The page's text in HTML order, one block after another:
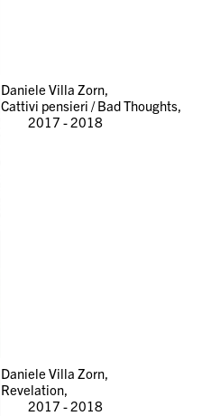
Daniele Villa Zorn,
Cattivi pensieri / Bad Thoughts,
2017 - 2018
Daniele Villa Zorn,
Revelation,
2017 - 2018